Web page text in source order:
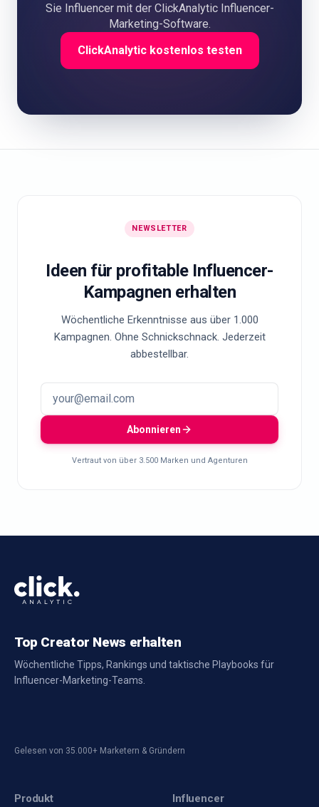
Sie Influencer mit der ClickAnalytic Influencer-
Marketing-Software.
ClickAnalytic kostenlos testen
NEWSLETTER
Ideen für profitable Influencer-
Kampagnen erhalten
Wöchentliche Erkenntnisse aus über 1.000
Kampagnen. Ohne Schnickschnack. Jederzeit
abbestellbar.
Abonnieren
Vertraut von über 3.500 Marken und Agenturen
Top Creator News erhalten
Wöchentliche Tipps, Rankings und taktische Playbooks für
Influencer-Marketing-Teams.
Gelesen von 35.000+ Marketern & Gründern
Produkt
Influencer